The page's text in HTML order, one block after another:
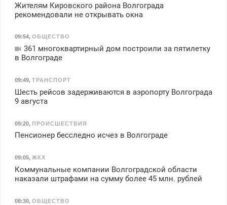
Жителям Кировского района Волгограда
рекомендовали не открывать окна
09:54, ОБЩЕСТВО
361 многоквартирный дом построили за пятилетку
в Волгограде
09:49, ТРАНСПОРТ
Шесть рейсов задерживаются в аэропорту Волгограда
9 августа
09:20, ПРОИСШЕСТВИЯ
Пенсионер бесследно исчез в Волгограде
09:05, ЖКХ
Коммунальные компании Волгоградской области
наказали штрафами на сумму более 45 млн. рублей
08:30, ОБЩЕСТВО